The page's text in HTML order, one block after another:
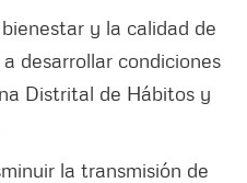
y la calidad de
desarrollar condiciones
Distrital de Hábitos y
la transmisión de